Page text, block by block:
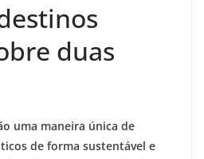
duas
uma maneira única de
de forma sustentável e